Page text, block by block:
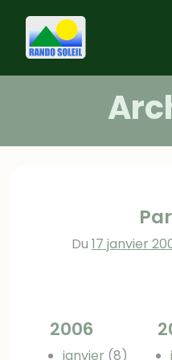
Du 17 janvier
2006
janvier (8)